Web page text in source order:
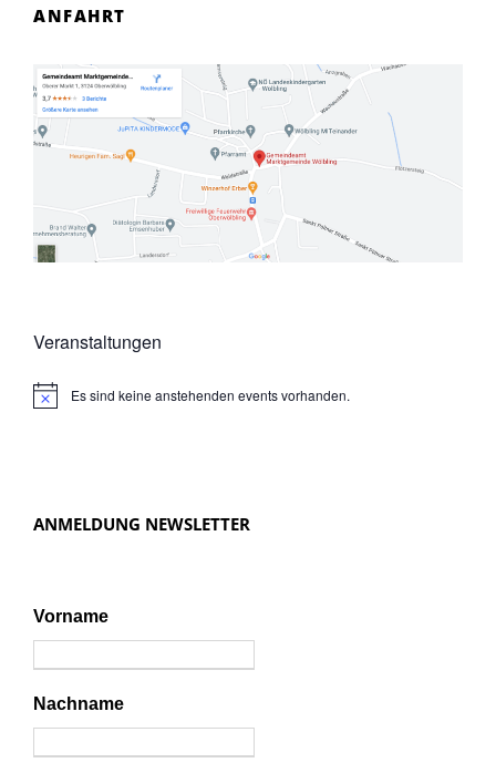
ANFAHRT
Veranstaltungen
N
Es sind keine anstehenden events vorhanden.
ANMELDUNG NEWSLETTER
Vorname
Nachname